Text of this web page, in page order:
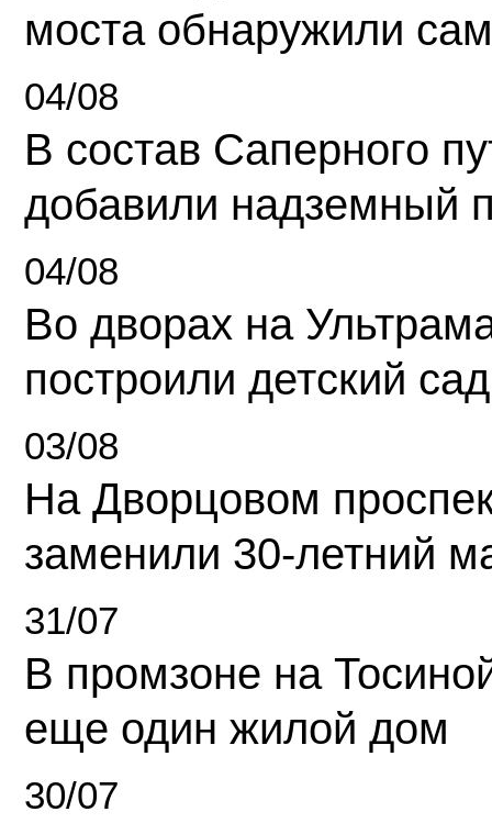
моста обнаружили
04/08
В состав Саперного
добавили надземный
04/08
Во дворах на
построили детский сад
03/08
На Дворцовом
заменили 30-летний
31/07
В промзоне на
еще один жилой дом
30/07